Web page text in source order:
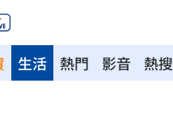
熱門 影音 熱搜
生活